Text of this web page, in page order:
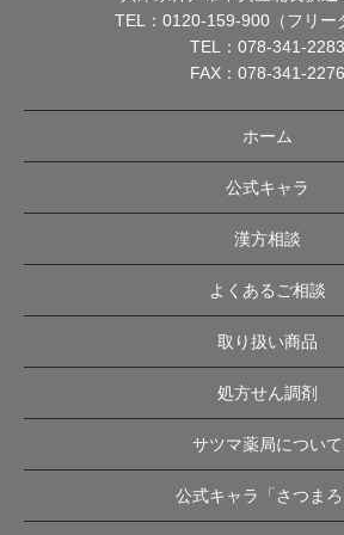
TEL： 0120-159-900（フリー
TEL： 078-341-2283
FAX：078-341-2276
ホーム
公式キャラ
漢方相談
よくあるご相談
取り扱い商品
処方せん調剤
サツマ薬局について
公式キャラ「さつまろ